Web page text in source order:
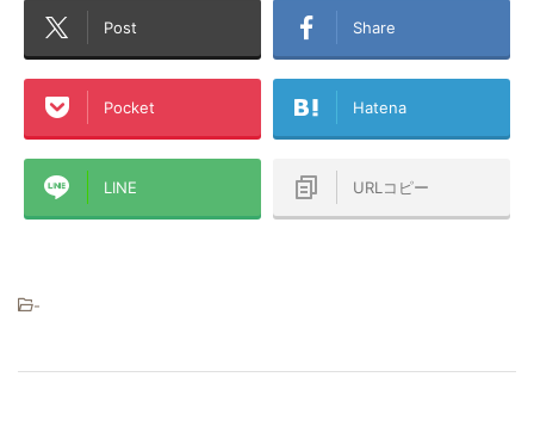
Post Share
Pocket Hatena
LINE URLコピー
-